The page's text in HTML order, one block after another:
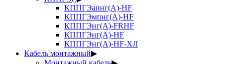
КППГЭапнг(А)-HF
КППГЭмпнг(А)-HF
КППГЭнг(А)-FRHF
КППГЭнг(А)-HF
КППГЭнг(А)-HF-ХЛ
Кабель монтажный▶